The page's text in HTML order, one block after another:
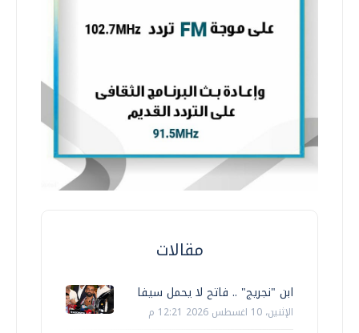
مقالات
ابن "نجريج" .. فاتح لا يحمل سيفا
الإثنين، 10 اغسطس 2026 12:21 م